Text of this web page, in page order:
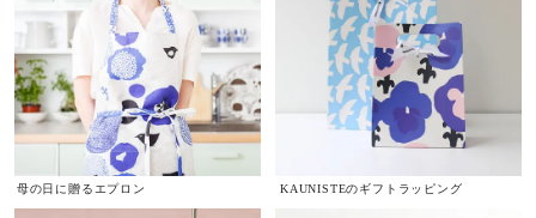
母の日に贈るエプロン KAUNISTEのギフトラッピング